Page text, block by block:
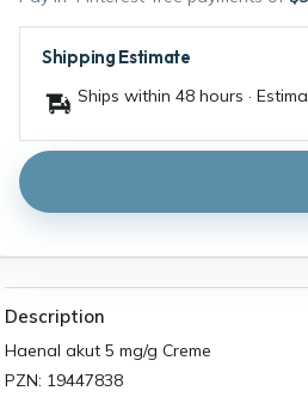
Shipping Estimate
Ships within 48 hours ·
Description
Haenal akut 5 mg/g Creme
PZN: 19447838